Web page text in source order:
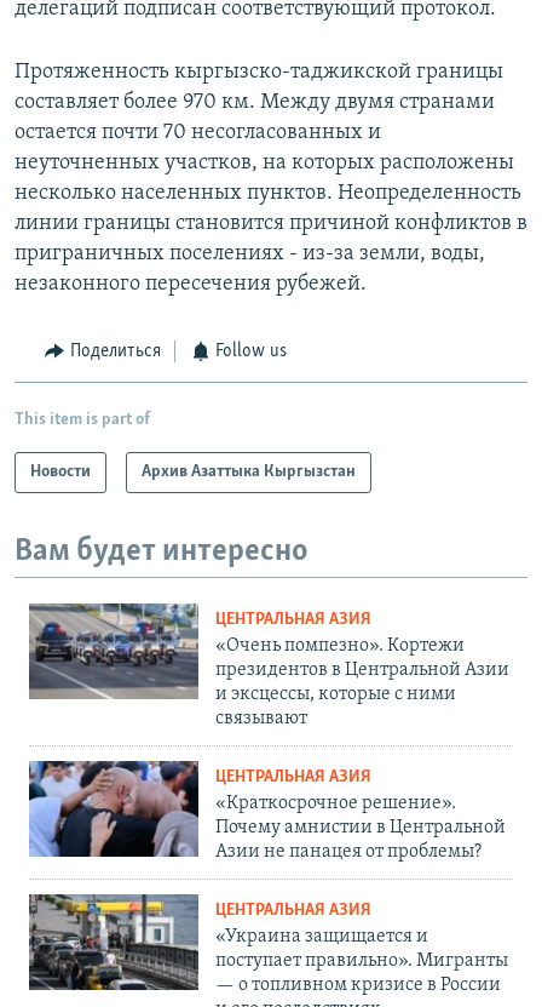
делегаций подписан соответствующий протокол.
Протяженность кыргызско-таджикской границы
составляет более 970 км. Между двумя странами
остается почти 70 несогласованных и
неуточненных участков, на которых расположены
несколько населенных пунктов. Неопределенность
линии границы становится причиной конфликтов в
приграничных поселениях - из-за земли, воды,
незаконного пересечения рубежей.
Поделиться Follow us
This item is part of
Новости Архив Азаттыка Кыргызстан
Вам будет интересно
ЦЕНТРАЛЬНАЯ АЗИЯ
«Очень помпезно». Кортежи
президентов в Центральной Азии
и эксцессы, которые с ними
связывают
ЦЕНТРАЛЬНАЯ АЗИЯ
«Краткосрочное решение».
Почему амнистии в Центральной
Азии не панацея от проблемы?
ЦЕНТРАЛЬНАЯ АЗИЯ
«Украина защищается и
поступает правильно». Мигранты
— о топливном кризисе в России